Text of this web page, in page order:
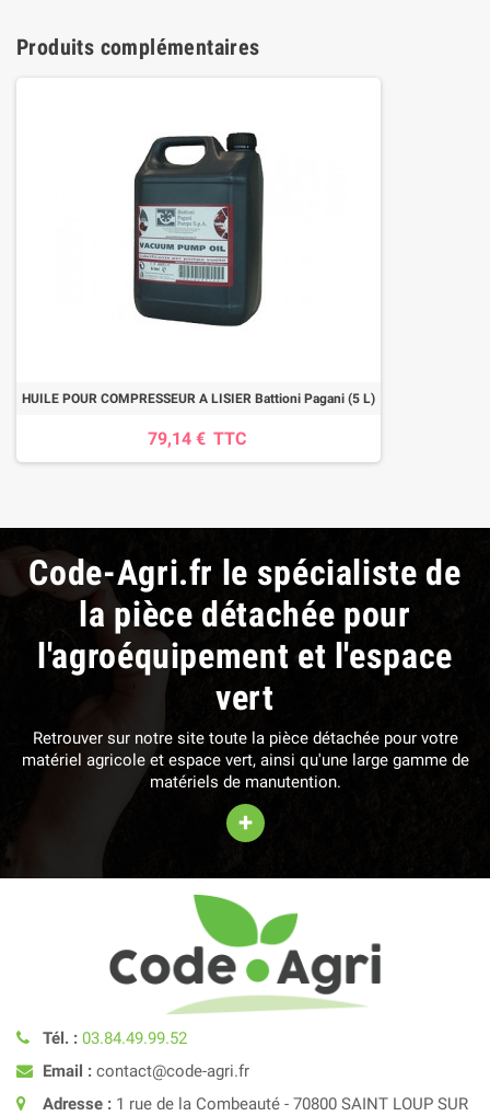
Produits complémentaires
HUILE POUR COMPRESSEUR A LISIER Battioni Pagani (5 L)
79,14 € TTC
Code-Agri.fr le spécialiste de
la pièce détachée pour
l'agroéquipement et l'espace
vert
Retrouver sur notre site toute la pièce détachée pour votre
matériel agricole et espace vert, ainsi qu'une large gamme de
matériels de manutention.
+
Tél. : 03.84.49.99.52
Email : contact@code-agri.fr
Adresse : 1 rue de la Combeauté - 70800 SAINT LOUP SUR